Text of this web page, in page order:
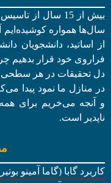
بیش از 15 سال
سال‌ها همواره کوشیده‌ایم
از اساتید، دانشجویان
فراروی خود قرار بدهیم
دل تحقیقات در هر سطحی
در منازل ما نمود پیدا
و آنجه می‌خریم برای
ناپدیر است.
کاربرد گابا (گاما آمینو